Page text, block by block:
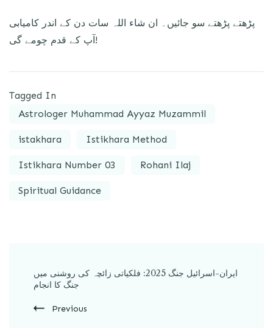
پڑھتے پڑھتے سو جائیں۔ ان شاء اللہ سات دن کے اندر کامیابی
آپ کے قدم چومے گی!
Tagged In
Astrologer Muhammad Ayyaz Muzammil
istakhara Istikhara Method
Istikhara Number 03 Rohani Ilaj
Spiritual Guidance
ایران-اسرائیل جنگ 2025: فلکیاتی زائچہ کی روشنی میں
جنگ کا انجام
Previous